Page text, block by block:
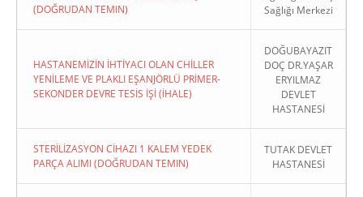
(DOĞRUDAN TEMIN)
Sağlığı Merkezi
HASTANEMİZİN İHTİYACI OLAN CHİLLER
YENİLEME VE PLAKLI EŞANJÖRLÜ PRİMER-
SEKONDER DEVRE TESİS İŞİ (İHALE)
DOĞUBAYAZIT
DOÇ DR.YAŞAR
ERYILMAZ
DEVLET
HASTANESİ
STERİLİZASYON CİHAZI 1 KALEM YEDEK
PARÇA ALIMI (DOĞRUDAN TEMIN)
TUTAK DEVLET
HASTANESİ